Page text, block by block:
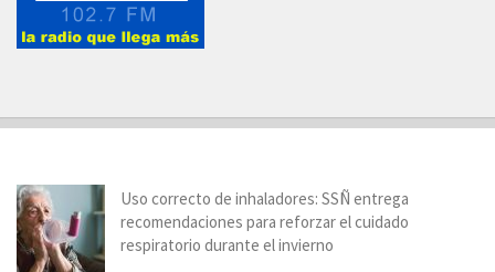
Uso correcto de inhaladores: SSÑ entrega
recomendaciones para reforzar el cuidado
respiratorio durante el invierno